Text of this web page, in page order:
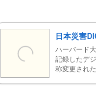
日本災害
ハーバード
記録したデ
称変更された